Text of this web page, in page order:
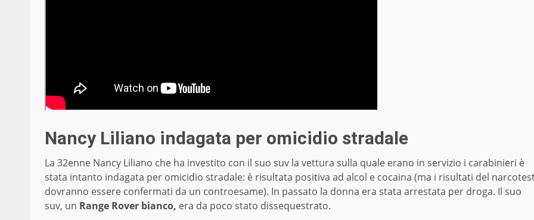
Nancy Liliano indagata per omicidio stradale
La 32enne Nancy Liliano che ha investito con il suo suv la vettura sulla quale erano in servizio i carabinieri è
stata intanto indagata per omicidio stradale: è risultata positiva ad alcol e cocaina (ma i risultati del
dovranno essere confermati da un controesame). In passato la donna era stata arrestata per droga. Il suo
suv, un Range Rover bianco, era da poco stato dissequestrato.